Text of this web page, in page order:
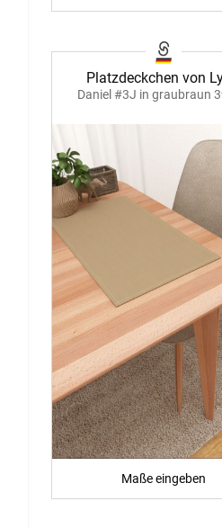
Platzdeckchen von
Daniel #3J in graubraun
Maße eingeben